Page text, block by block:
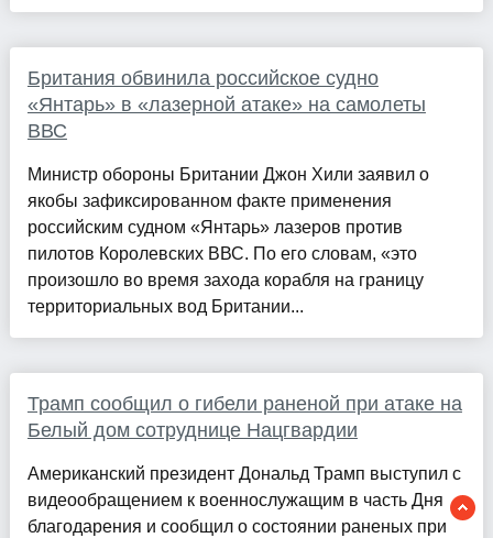
Британия обвинила российское судно
«Янтарь» в «лазерной атаке» на самолеты
ВВС
Министр обороны Британии Джон Хили заявил о
якобы зафиксированном факте применения
российским судном «Янтарь» лазеров против
пилотов Королевских ВВС. По его словам, «это
произошло во время захода корабля на границу
территориальных вод Британии...
Трамп сообщил о гибели раненой при атаке на
Белый дом сотруднице Нацгвардии
Американский президент Дональд Трамп выступил с
видеообращением к военнослужащим в часть Дня
благодарения и сообщил о состоянии раненых при